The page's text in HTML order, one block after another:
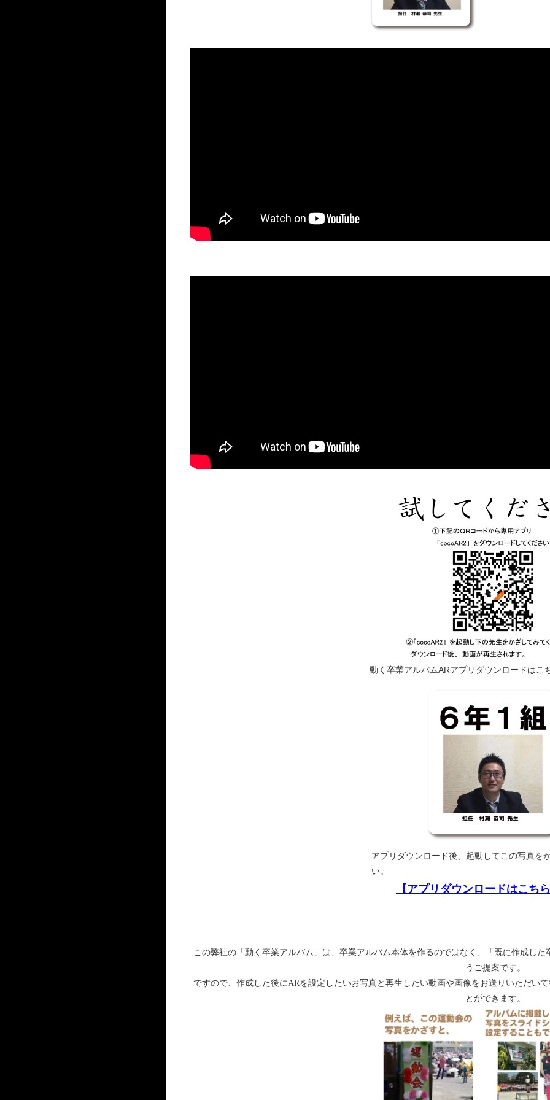
動く卒業アルバムARアプリダウンロードはこ
アプリダウンロード後、起動してこの写真を
い。
【アプリダウンロードはこち
この弊社の「動く卒業アルバム」は、卒業アルバム本体を作るのではなく、「既に作成し
うご提案です。
ですので、作成した後にARを設定したいお写真と再生したい動画や画像をお送りいただい
とができます。